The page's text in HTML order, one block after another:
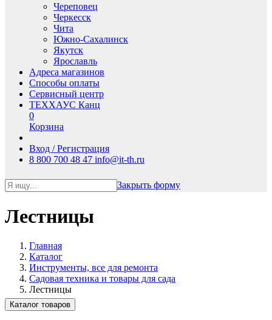
Череповец
Черкесск
Чита
Южно-Сахалинск
Якутск
Ярославль
Адреса магазинов
Способы оплаты
Сервисный центр
ТЕХХАУС Канц
0
Корзина
Вход / Регистрация
8 800 700 48 47 info@it-th.ru
Закрыть форму
Лестницы
Главная
Каталог
Инструменты, все для ремонта
Садовая техника и товары для сада
Лестницы
Каталог товаров